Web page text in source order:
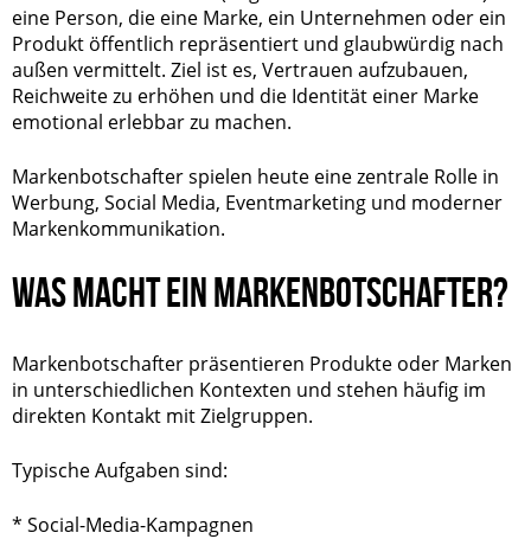
eine Person, die eine Marke, ein Unternehmen oder ein
Produkt öffentlich repräsentiert und glaubwürdig nach
außen vermittelt. Ziel ist es, Vertrauen aufzubauen,
Reichweite zu erhöhen und die Identität einer Marke
emotional erlebbar zu machen.
Markenbotschafter spielen heute eine zentrale Rolle in
Werbung, Social Media, Eventmarketing und moderner
Markenkommunikation.
WAS MACHT EIN MARKENBOTSCHAFTER?
Markenbotschafter präsentieren Produkte oder Marken
in unterschiedlichen Kontexten und stehen häufig im
direkten Kontakt mit Zielgruppen.
Typische Aufgaben sind:
* Social-Media-Kampagnen